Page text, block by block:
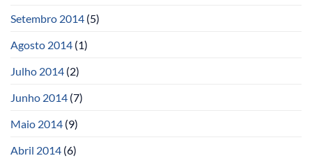
Setembro 2014 (5)
Agosto 2014 (1)
Julho 2014 (2)
Junho 2014 (7)
Maio 2014 (9)
Abril 2014 (6)